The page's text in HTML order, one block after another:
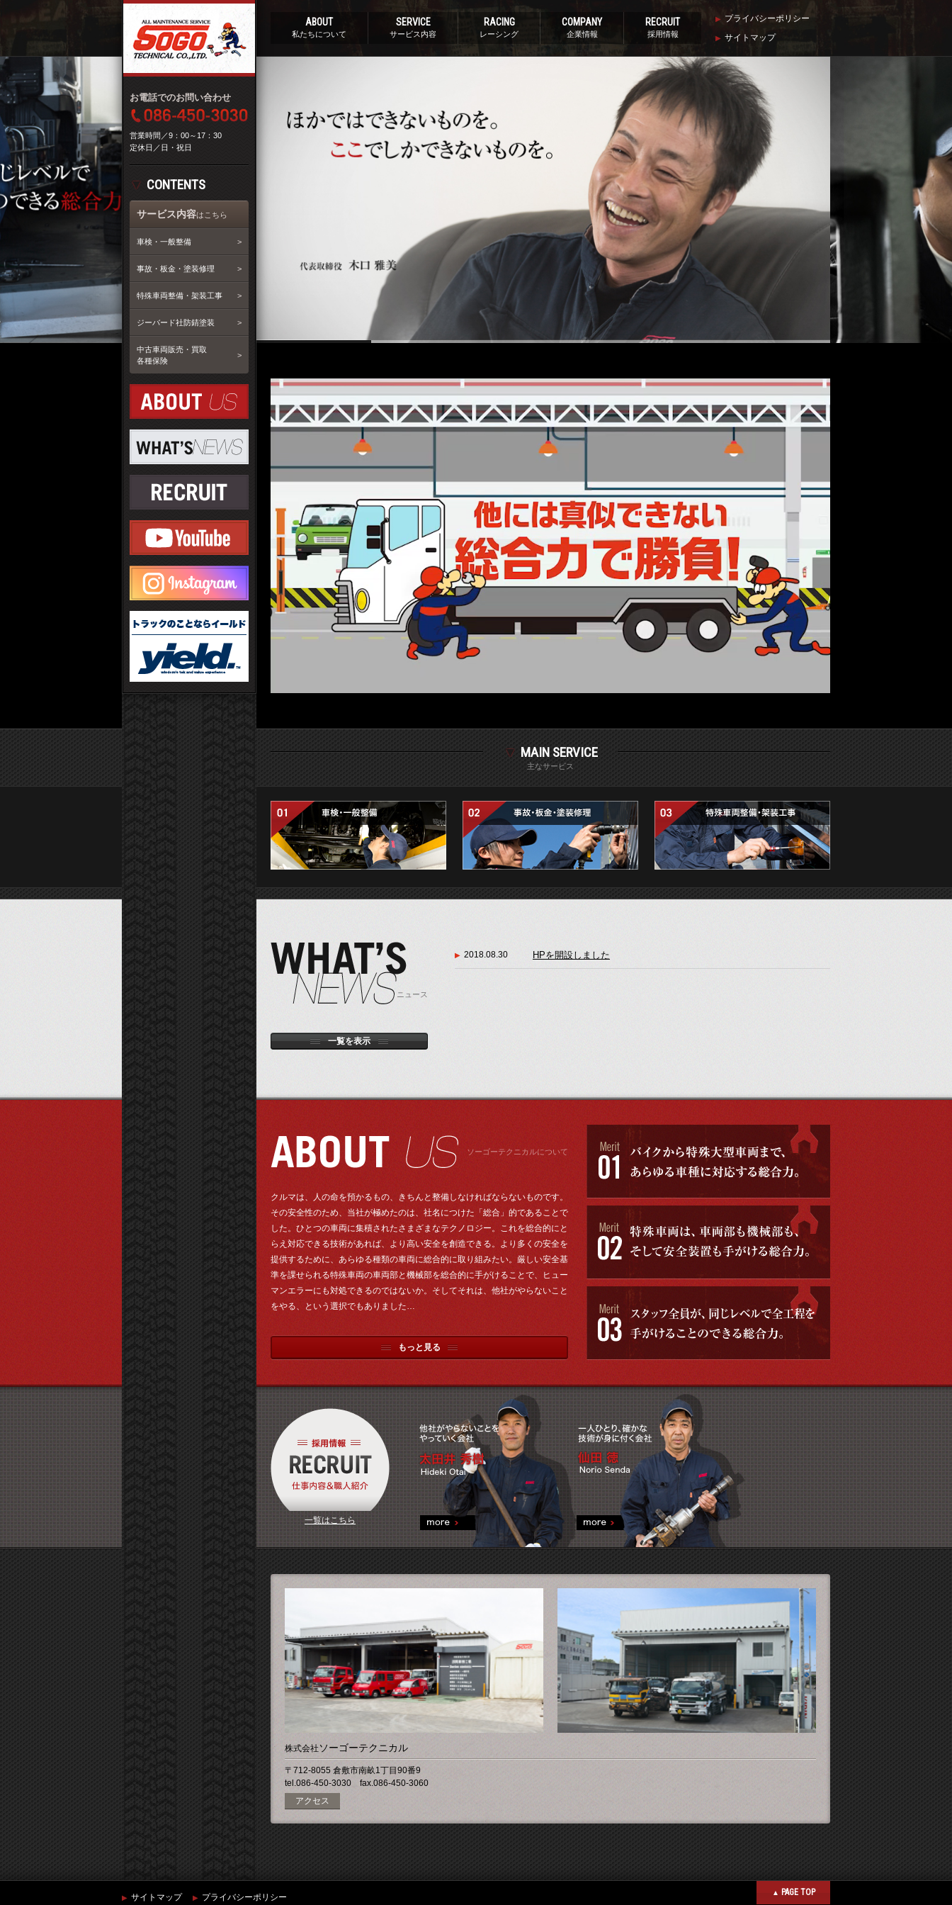
お電話でのお問い合わせ
営業時間／9：00～17：30
定休日／日・祝日
CONTENTS
サービス内容はこちら
車検・一般整備
事故・板金・塗装修理
特殊車両整備・架装工事
ジーバード社防錆塗装
中古車両販売・買取
各種保険
ABOUT
私たちについて
SERVICE
サービス内容
RACING
レーシング
COMPANY
企業情報
RECRUIT
採用情報
プライバシーポリシー
サイトマップ
MAIN SERVICE
主なサービス
ニュース
一覧を表示
2018.08.30 HPを開設しました
ソーゴーテクニカルについて
クルマは、人の命を預かるもの、きちんと整備しなければならないものです。
その安全性のため、当社が極めたのは、社名につけた「総合」的であることで
した。ひとつの車両に集積されたさまざまなテクノロジー。これを総合的にと
らえ対応できる技術があれば、より高い安全を創造できる。より多くの安全を
提供するために、あらゆる種類の車両に総合的に取り組みたい。厳しい安全基
準を課せられる特殊車両の車両部と機械部を総合的に手がけることで、ヒュー
マンエラーにも対処できるのではないか。そしてそれは、他社がやらないこと
をやる、という選択でもありました…
もっと見る
一覧はこちら
株式会社ソーゴーテクニカル
〒712-8055 倉敷市南畝1丁目90番9
tel.086-450-3030 fax.086-450-3060
アクセス
サイトマップ プライバシーポリシー ▲ PAGE TOP